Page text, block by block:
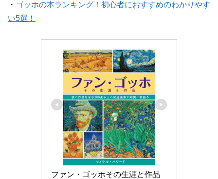
・ ゴッホの本ランキング！初心者におすすめのわかりやす
い5選！
ファン・ゴッホその生涯と作品